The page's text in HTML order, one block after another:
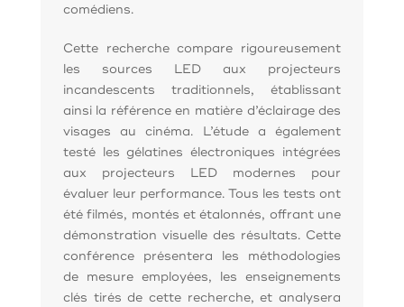
comédiens.
Cette recherche compare rigoureusement
les sources LED aux projecteurs
incandescents traditionnels, établissant
ainsi la référence en matière d’éclairage des
visages au cinéma. L’étude a également
testé les gélatines électroniques intégrées
aux projecteurs LED modernes pour
évaluer leur performance. Tous les tests ont
été filmés, montés et étalonnés, offrant une
démonstration visuelle des résultats. Cette
conférence présentera les méthodologies
de mesure employées, les enseignements
clés tirés de cette recherche, et analysera